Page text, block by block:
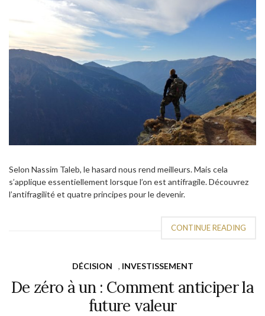
Selon Nassim Taleb, le hasard nous rend meilleurs. Mais cela
s’applique essentiellement lorsque l’on est antifragile. Découvrez
l’antifragilité et quatre principes pour le devenir.
CONTINUE READING
DÉCISION , INVESTISSEMENT
De zéro à un : Comment anticiper la
future valeur